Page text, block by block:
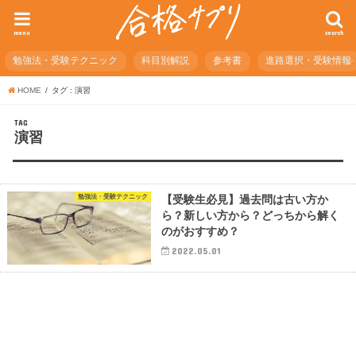
search
menu
勉強法・受験テクニック 科目別解説 参考書 進路選択・受験情報
HOME タグ : 演習
TAG
演習
勉強法・受験テクニック
【受験生必見】過去問は古い方か
ら？新しい方から？どっちから解く
のがおすすめ？
2022.05.01